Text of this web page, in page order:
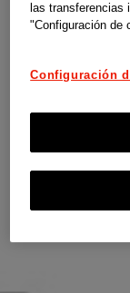
las transferencias
"Configuración de
Configuración